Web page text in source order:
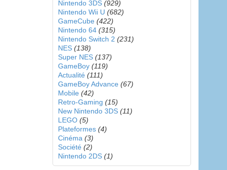
Nintendo 3DS (929)
Nintendo Wii U (682)
GameCube (422)
Nintendo 64 (315)
Nintendo Switch 2 (231)
NES (138)
Super NES (137)
GameBoy (119)
Actualité (111)
GameBoy Advance (67)
Mobile (42)
Retro-Gaming (15)
New Nintendo 3DS (11)
LEGO (5)
Plateformes (4)
Cinéma (3)
Société (2)
Nintendo 2DS (1)